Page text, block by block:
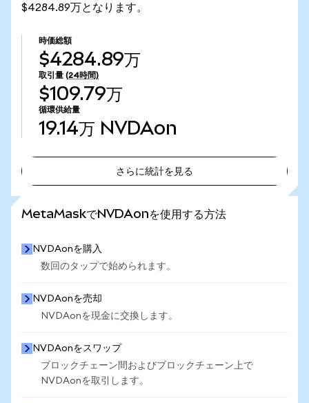
$4284.89万となります。
時価総額
$4284.89万
取引量 (24時間)
$109.79万
循環供給量
19.14万 NVDAon
さらに統計を見る
MetaMaskでNVDAonを使用する方法
NVDAonを購入
数回のタップで始められます。
NVDAonを売却
NVDAonを現金に交換します。
NVDAonをスワップ
ブロックチェーン間およびブロックチェーン上で
NVDAonを取引します。